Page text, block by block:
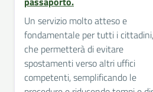
Un servizio molto atteso e
fondamentale per tutti i cittadini,
che permetterà di evitare
spostamenti verso altri uffici
competenti, semplificando le